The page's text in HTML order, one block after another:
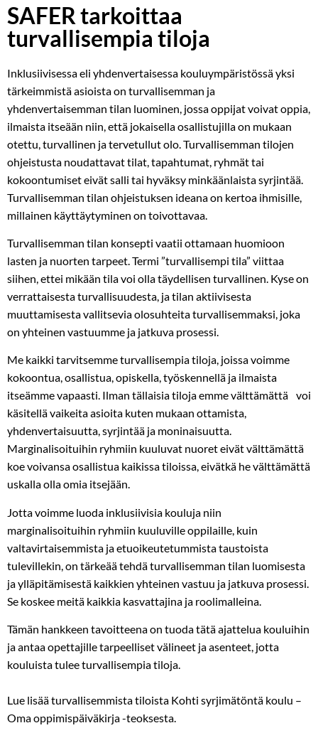
SAFER tarkoittaa
turvallisempia tiloja
Inklusiivisessa eli yhdenvertaisessa kouluympäristössä yksi
tärkeimmistä asioista on turvallisemman ja
yhdenvertaisemman tilan luominen, jossa oppijat voivat oppia,
ilmaista itseään niin, että jokaisella osallistujilla on mukaan
otettu, turvallinen ja tervetullut olo. Turvallisemman tilojen
ohjeistusta noudattavat tilat, tapahtumat, ryhmät tai
kokoontumiset eivät salli tai hyväksy minkäänlaista syrjintää.
Turvallisemman tilan ohjeistuksen ideana on kertoa ihmisille,
millainen käyttäytyminen on toivottavaa.
Turvallisemman tilan konsepti vaatii ottamaan huomioon
lasten ja nuorten tarpeet. Termi ”turvallisempi tila” viittaa
siihen, ettei mikään tila voi olla täydellisen turvallinen. Kyse on
verrattaisesta turvallisuudesta, ja tilan aktiivisesta
muuttamisesta vallitsevia olosuhteita turvallisemmaksi, joka
on yhteinen vastuumme ja jatkuva prosessi.
Me kaikki tarvitsemme turvallisempia tiloja, joissa voimme
kokoontua, osallistua, opiskella, työskennellä ja ilmaista
itseämme vapaasti. Ilman tällaisia tiloja emme välttämättä voi
käsitellä vaikeita asioita kuten mukaan ottamista,
yhdenvertaisuutta, syrjintää ja moninaisuutta.
Marginalisoituihin ryhmiin kuuluvat nuoret eivät välttämättä
koe voivansa osallistua kaikissa tiloissa, eivätkä he välttämättä
uskalla olla omia itsejään.
Jotta voimme luoda inklusiivisia kouluja niin
marginalisoituihin ryhmiin kuuluville oppilaille, kuin
valtavirtaisemmista ja etuoikeutetummista taustoista
tulevillekin, on tärkeää tehdä turvallisemman tilan luomisesta
ja ylläpitämisestä kaikkien yhteinen vastuu ja jatkuva prosessi.
Se koskee meitä kaikkia kasvattajina ja roolimalleina.
Tämän hankkeen tavoitteena on tuoda tätä ajattelua kouluihin
ja antaa opettajille tarpeelliset välineet ja asenteet, jotta
kouluista tulee turvallisempia tiloja.
Lue lisää turvallisemmista tiloista Kohti syrjimätöntä koulu –
Oma oppimispäiväkirja -teoksesta.